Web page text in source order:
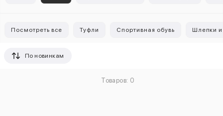
Посмотреть все Туфли Спортивная обувь Шлепки
По новинкам
Товаров: 0